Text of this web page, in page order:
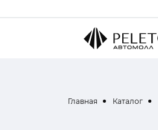
Главная Каталог